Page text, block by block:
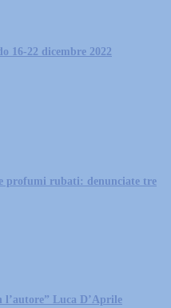
16-22 dicembre 2022
profumi rubati: denunciate tre
l’autore” Luca D’Aprile